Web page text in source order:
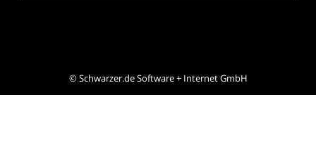
©Schwarzer.de Software + Internet GmbH